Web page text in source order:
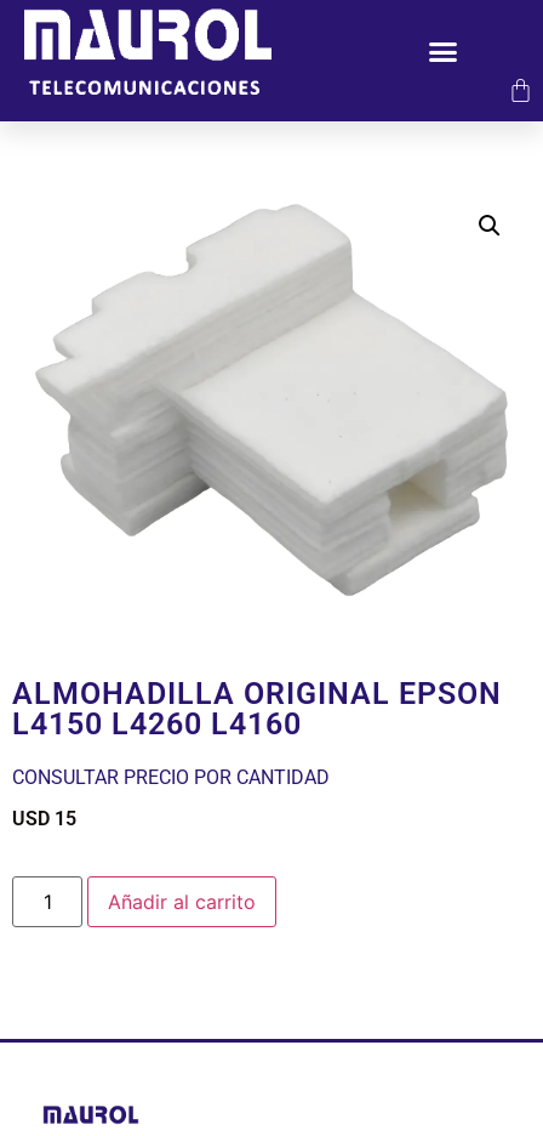
ALMOHADILLA ORIGINAL EPSON
L4150 L4260 L4160
CONSULTAR PRECIO POR CANTIDAD
USD 15
Añadir al carrito